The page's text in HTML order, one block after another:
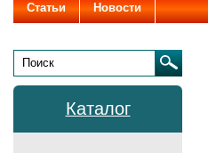
Статьи Новости
Поиск
Каталог